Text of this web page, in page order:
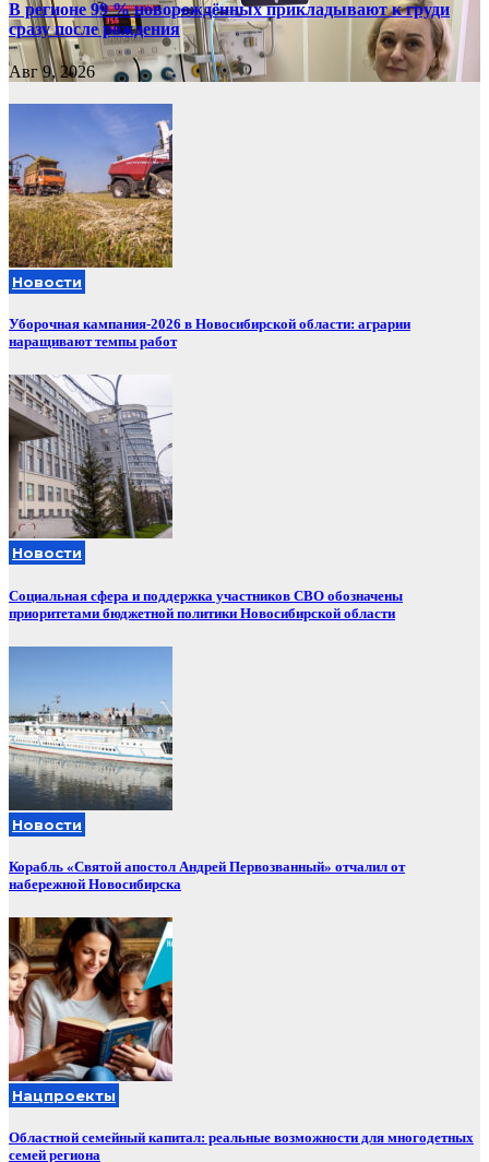
В регионе 99 % новорождённых прикладывают к груди
сразу после рождения
Авг 9, 2026
Новости
Уборочная кампания‑2026 в Новосибирской области: аграрии
наращивают темпы работ
Новости
Социальная сфера и поддержка участников СВО обозначены
приоритетами бюджетной политики Новосибирской области
Новости
Корабль «Святой апостол Андрей Первозванный» отчалил от
набережной Новосибирска
Нацпроекты
Областной семейный капитал: реальные возможности для многодетных
семей региона